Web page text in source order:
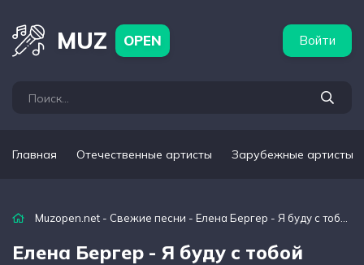
MUZ OPEN Войти
Главная Отечественные артисты Зарубежные артисты
Muzopen.net - Свежие песни - Елена Бергер - Я буду с тобой
Елена Бергер - Я буду с тобой
артисты Популярные подборки